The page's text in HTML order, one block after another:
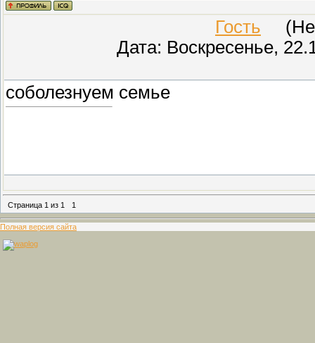
Гость
Дата: Воскресенье,
соболезнуем семье
Страница 1 из 1 1
Полная версия сайта